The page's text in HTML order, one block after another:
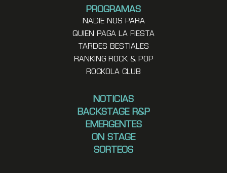
PROGRAMAS
NADIE NOS PARA
QUIEN PAGA LA FIESTA
TARDES BESTIALES
RANKING ROCK & POP
ROCKOLA CLUB
NOTICIAS
BACKSTAGE R&P
EMERGENTES
ON STAGE
SORTEOS